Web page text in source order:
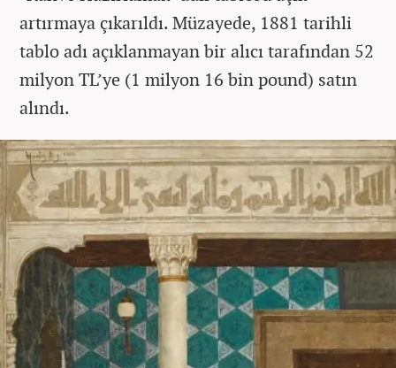
artırmaya çıkarıldı. Müzayede, 1881 tarihli
tablo adı açıklanmayan bir alıcı tarafından 52
milyon TL’ye (1 milyon 16 bin pound) satın
alındı.